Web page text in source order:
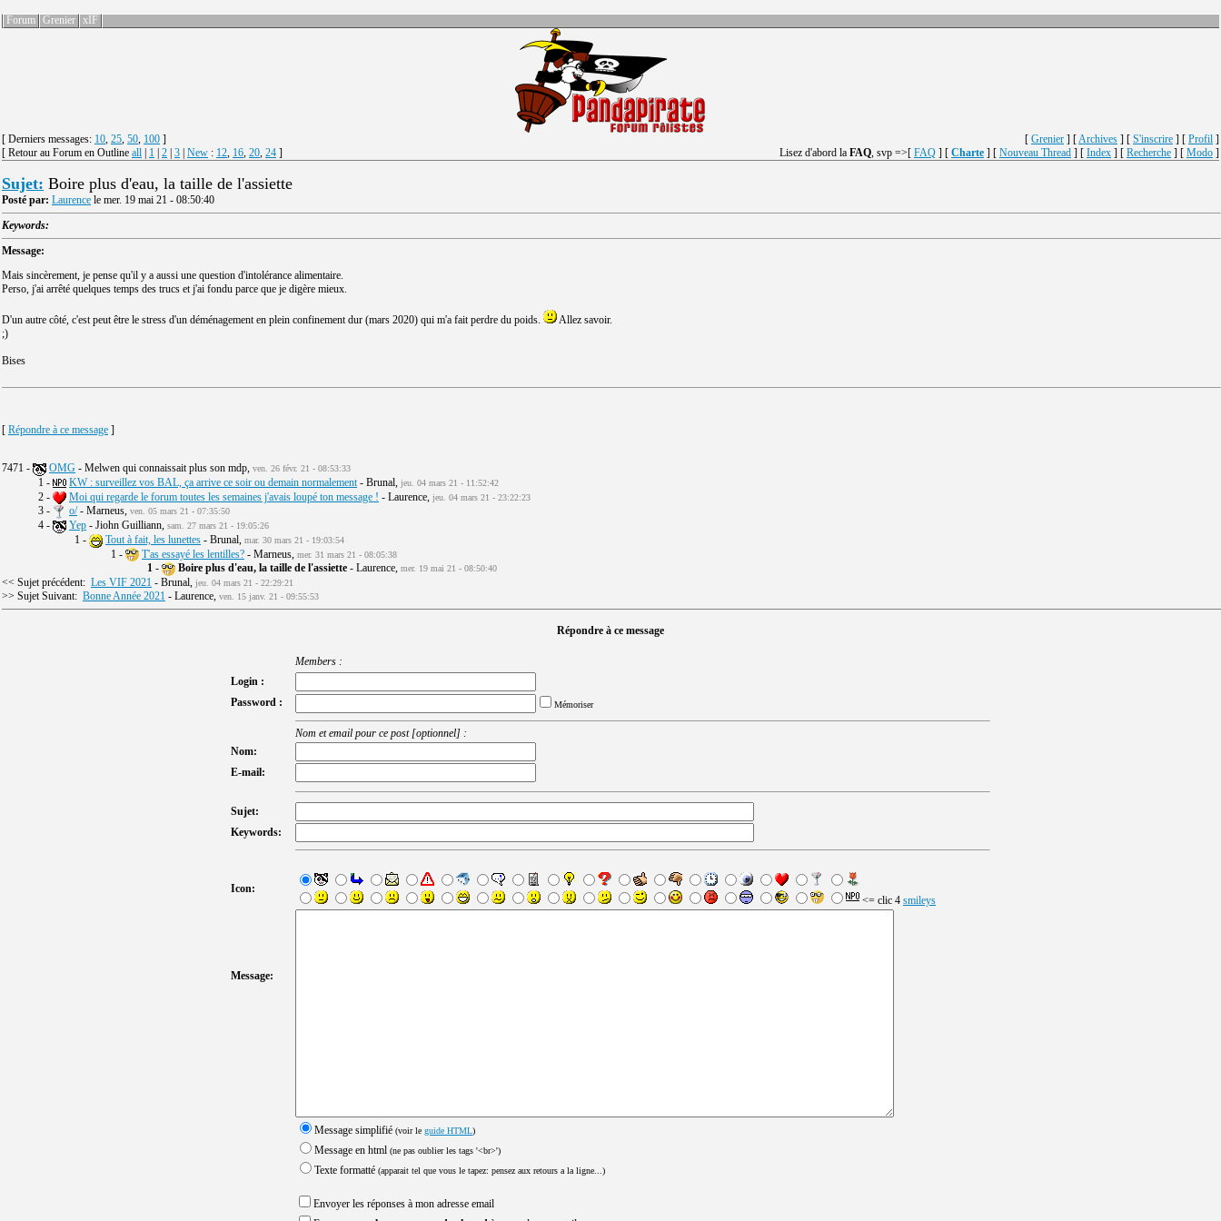
Forum Grenier xIF
[ Derniers messages: 10, 25, 50, 100 ]
[ Retour au Forum en Outline all 1 2 3 New : 12, 16, 20, 24 ]
[ Grenier ] [Archives ] [ S'inscrire ] [ Profil ]
Lisez d'abord la FAQ, svp =>[ FAQ ] [ Charte ] [ Nouveau Thread ] [ Index ] [ Recherche ] [ Modo ]
Sujet: Boire plus d'eau, la taille de l'assiette
Posté par: Laurence le mer. 19 mai 21 - 08:50:40
Keywords:
Message:
Mais sincèrement, je pense qu'il y a aussi une question d'intolérance alimentaire.
Perso, j'ai arrêté quelques temps des trucs et j'ai fondu parce que je digère mieux.
D'un autre côté, c'est peut être le stress d'un déménagement en plein confinement dur (mars 2020) qui m'a fait perdre du poids.
Allez savoir.
;)
Bises
[ Répondre à ce message ]
7471 - OMG - Melwen qui connaissait plus son mdp, ven. 26 févr. 21 - 08:53:33
1 - KW : surveillez vos BAL, ça arrive ce soir ou demain normalement - Brunal, jeu. 04 mars 21 - 11:52:42
2 - Moi qui regarde le forum toutes les semaines j'avais loupé ton message ! - Laurence, jeu. 04 mars 21 - 23:22:23
3 - o/- Marneus, ven. 05 mars 21 - 07:35:50
4 - Yep - Jiohn Guilliann, sam. 27 mars 21 - 19:05:26
1 - Tout à fait, les lunettes - Brunal, mar. 30 mars 21 - 19:03:54
1 - T'as essayé les lentilles? - Marneus, mer. 31 mars 21 - 08:05:38
1 - Boire plus d'eau, la taille de l'assiette - Laurence, mer. 19 mai 21 - 08:50:40
<< Sujet précédent: Les VIF 2021 - Brunal, jeu. 04 mars 21 - 22:29:21
>> Sujet Suivant: Bonne Année 2021 - Laurence, ven. 15 janv. 21 - 09:55:53
Répondre à ce message
Members :
Login :
Password :
Mémoriser
Nom et email pour ce post [optionnel] :
Nom:
E-mail:
Sujet:
Keywords:
Icon:
<= clic 4 smileys
Message:
Message simplifié (voir le guide HTML)
Message en html (ne pas oublier les tags '<br>')
Texte formatté (apparait tel que vous le tapez: pensez aux retours a la ligne...)
Envoyer les réponses à mon adresse email